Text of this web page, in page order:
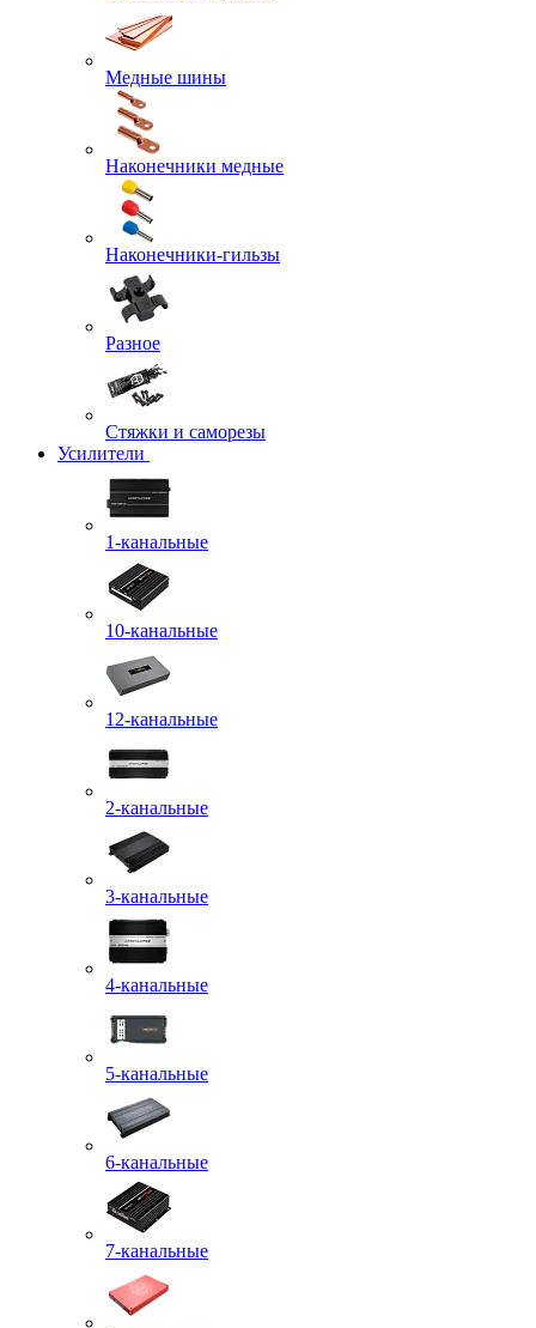
Медные шины
Наконечники медные
Наконечники-гильзы
Разное
Стяжки и саморезы
Усилители
1-канальные
10-канальные
12-канальные
2-канальные
3-канальные
4-канальные
5-канальные
6-канальные
7-канальные